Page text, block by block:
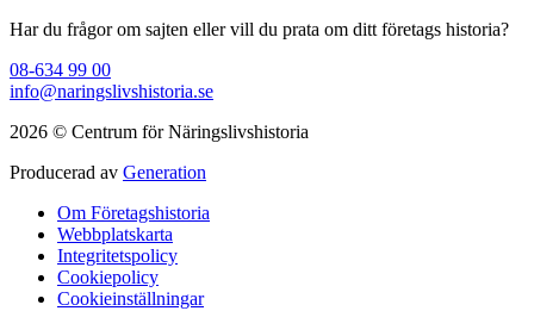
Har du frågor om sajten eller vill du prata om ditt företags historia?
08-634 99 00
info@naringslivshistoria.se
2026 © Centrum för Näringslivshistoria
Producerad av Generation
Om Företagshistoria
Webbplatskarta
Integritetspolicy
Cookiepolicy
Cookieinställningar